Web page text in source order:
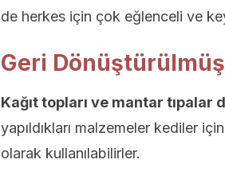
de herkes için çok eğlenceli ve
Geri
Kağıt topları ve mantar
yapıldıkları malzemeler kediler
olarak kullanılabilirler.